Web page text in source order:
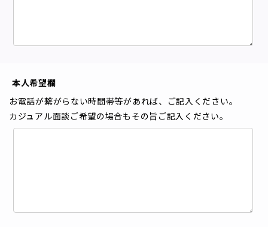
本人希望欄
お電話が繋がらない時間帯等があれば、ご記入ください。
カジュアル面談ご希望の場合もその旨ご記入ください。